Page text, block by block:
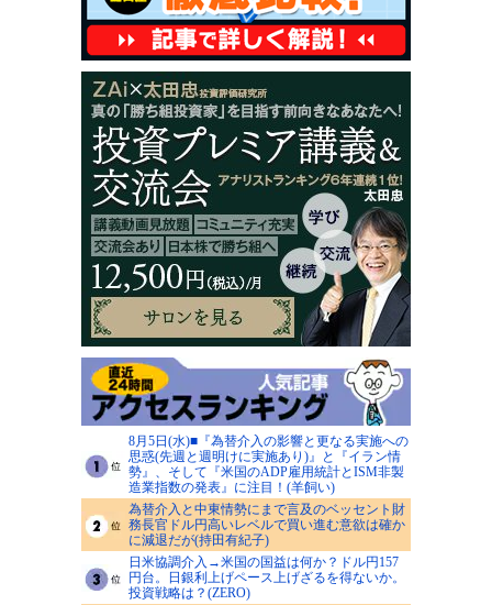
8月5日(水)■『為替介入の影響と更なる実施への
思惑(先週と週明けに実施あり)』と『イラン情
勢』、そして『米国のADP雇用統計とISM非製
造業指数の発表』に注目！(羊飼い)
為替介入と中東情勢にまで言及のベッセント財
務長官ドル円高いレベルで買い進む意欲は確か
に減退だが(持田有紀子)
日米協調介入→米国の国益は何か？ドル円157
円台。日銀利上げペース上げざるを得ないか。
投資戦略は？(ZERO)